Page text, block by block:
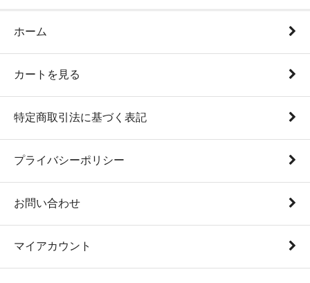
ホーム
カートを見る
特定商取引法に基づく表記
プライバシーポリシー
お問い合わせ
マイアカウント